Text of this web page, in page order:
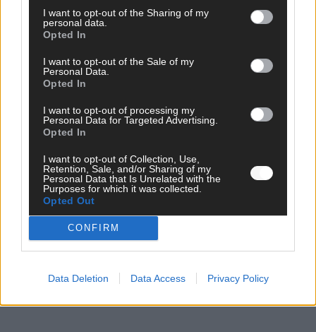
I want to opt-out of the Sharing of my
personal data.
Opted In
I want to opt-out of the Sale of my
Personal Data.
Opted In
I want to opt-out of processing my
Personal Data for Targeted Advertising.
Opted In
I want to opt-out of Collection, Use,
Retention, Sale, and/or Sharing of my
Personal Data that Is Unrelated with the
Purposes for which it was collected.
Opted Out
CONFIRM
Data Deletion Data Access Privacy Policy
WERBE BEI UNS!
CHECK UNS AUF FACEBOOK